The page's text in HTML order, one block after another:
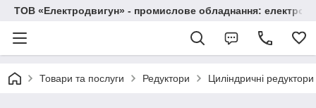
ТОВ «Електродвигун» - промислове обладнання:
Товари та послуги Редуктори Циліндричні редуктори